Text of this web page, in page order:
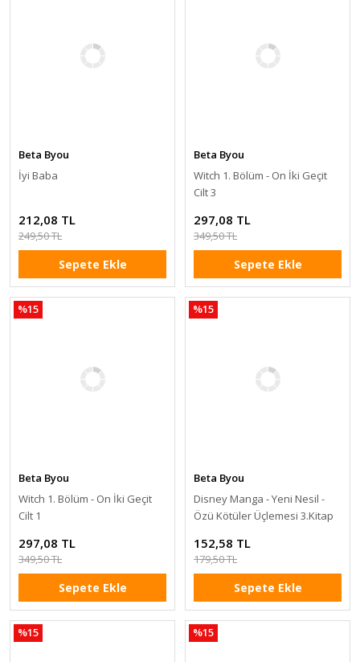
Beta Byou
İyi Baba
212,08 TL
249,50 TL
Sepete Ekle
Beta Byou
Witch 1. Bölüm - On İki Geçit
Cilt 3
297,08 TL
349,50 TL
Sepete Ekle
%15
Beta Byou
Witch 1. Bölüm - On İki Geçit
Cilt 1
297,08 TL
349,50 TL
Sepete Ekle
%15
Beta Byou
Disney Manga - Yeni Nesil -
Özü Kötüler Üçlemesi 3.Kitap
152,58 TL
179,50 TL
Sepete Ekle
%15 %15